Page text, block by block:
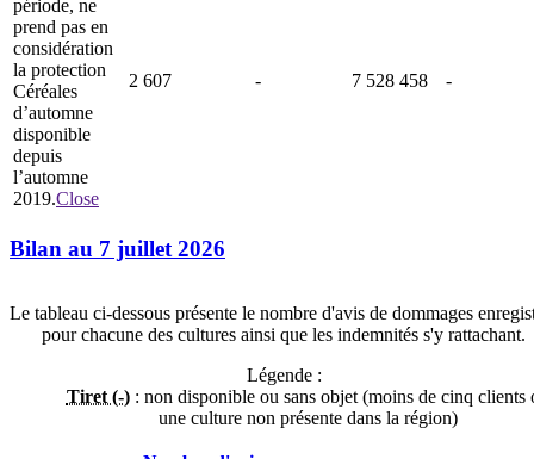
période, ne
prend pas en
considération
la protection
Céréales
d’automne
disponible
depuis
l’automne
2019.Close
2 607 - 7 528 458 -
Bilan au 7 juillet 2026
Le tableau ci-dessous présente le nombre d'avis de dommages
pour chacune des cultures ainsi que les indemnités s'y rattachant.
Légende :
Tiret (-): non disponible ou sans objet (moins de cinq clients
une culture non présente dans la région)